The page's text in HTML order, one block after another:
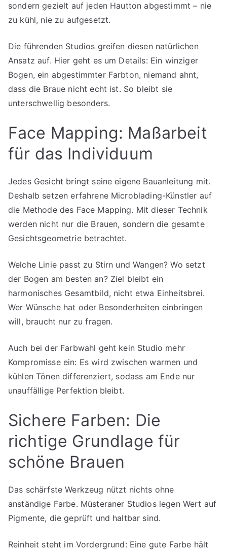
sondern gezielt auf jeden Hautton abgestimmt – nie
zu kühl, nie zu aufgesetzt.
Die führenden Studios greifen diesen natürlichen
Ansatz auf. Hier geht es um Details: Ein winziger
Bogen, ein abgestimmter Farbton, niemand ahnt,
dass die Braue nicht echt ist. So bleibt sie
unterschwellig besonders.
Face Mapping: Maßarbeit
für das Individuum
Jedes Gesicht bringt seine eigene Bauanleitung mit.
Deshalb setzen erfahrene Microblading-Künstler auf
die Methode des Face Mapping. Mit dieser Technik
werden nicht nur die Brauen, sondern die gesamte
Gesichtsgeometrie betrachtet.
Welche Linie passt zu Stirn und Wangen? Wo setzt
der Bogen am besten an? Ziel bleibt ein
harmonisches Gesamtbild, nicht etwa Einheitsbrei.
Wer Wünsche hat oder Besonderheiten einbringen
will, braucht nur zu fragen.
Auch bei der Farbwahl geht kein Studio mehr
Kompromisse ein: Es wird zwischen warmen und
kühlen Tönen differenziert, sodass am Ende nur
unauffällige Perfektion bleibt.
Sichere Farben: Die
richtige Grundlage für
schöne Brauen
Das schärfste Werkzeug nützt nichts ohne
anständige Farbe. Müsteraner Studios legen Wert auf
Pigmente, die geprüft und haltbar sind.
Reinheit steht im Vordergrund: Eine gute Farbe hält